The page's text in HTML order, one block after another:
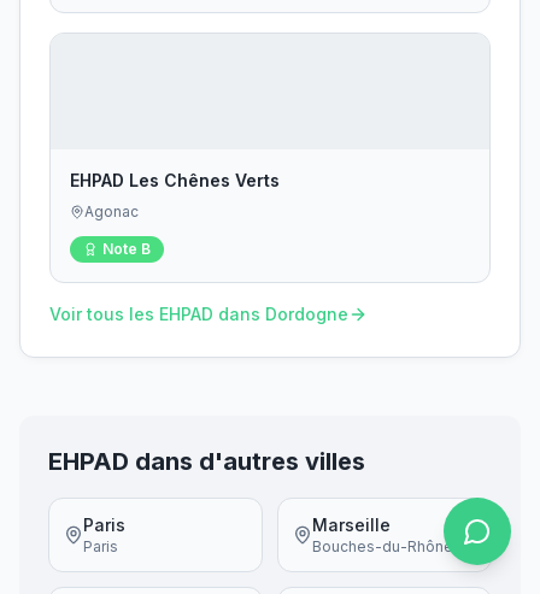
EHPAD Les Chênes Verts
Agonac
Note B
Voir tous les EHPAD dans Dordogne
EHPAD dans d'autres villes
Paris
Paris
Marseille
Bouches-du-Rhône